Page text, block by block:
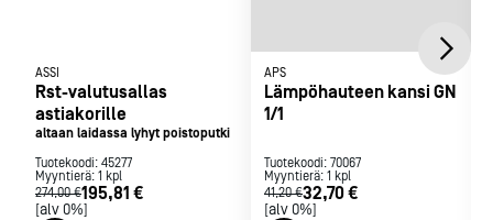
ASSI
Rst-valutusallas
astiakorille
altaan laidassa lyhyt poistoputki
Tuotekoodi: 45277
Myyntierä: 1 kpl
274,00 €195,81 €
[alv 0%]
APS
Lämpöhauteen kansi GN
1/1
Tuotekoodi: 70067
Myyntierä: 1 kpl
41,20 €32,70 €
[alv 0%]